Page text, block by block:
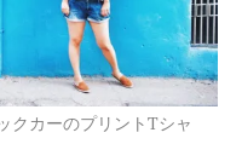
クカーのプリントTシャ